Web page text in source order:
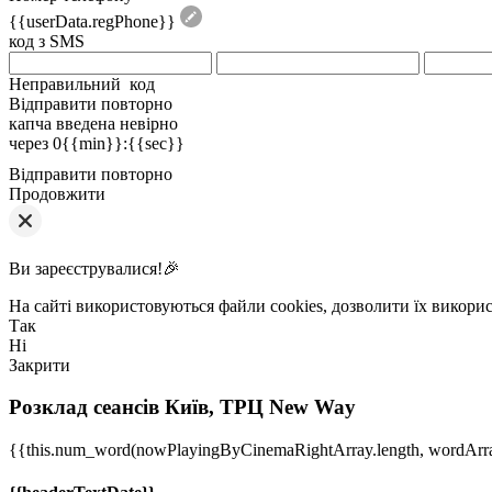
{{userData.regPhone}}
код з SMS
Неправильний код
Відправити повторно
капча введена невірно
через 0{{min}}:{{sec}}
Відправити повторно
Продовжити
Ви зареєструвалися!🎉
На сайті використовуються файли cookies, дозволити їх
Так
Ні
Закрити
Розклад сеансів Київ, ТРЦ New Way
{{this.num_word(nowPlayingByCinemaRightArray.length,